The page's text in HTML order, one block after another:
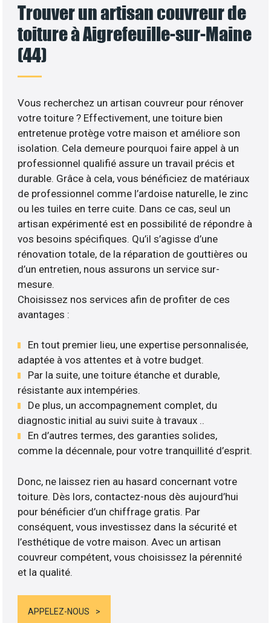
Trouver un artisan couvreur de
toiture à Aigrefeuille-sur-Maine
(44)
Vous recherchez un artisan couvreur pour rénover
votre toiture ? Effectivement, une toiture bien
entretenue protège votre maison et améliore son
isolation. Cela demeure pourquoi faire appel à un
professionnel qualifié assure un travail précis et
durable. Grâce à cela, vous bénéficiez de matériaux
de professionnel comme l’ardoise naturelle, le zinc
ou les tuiles en terre cuite. Dans ce cas, seul un
artisan expérimenté est en possibilité de répondre à
vos besoins spécifiques. Qu’il s’agisse d’une
rénovation totale, de la réparation de gouttières ou
d’un entretien, nous assurons un service sur-
mesure.
Choisissez nos services afin de profiter de ces
avantages :
En tout premier lieu, une expertise personnalisée,
adaptée à vos attentes et à votre budget.
Par la suite, une toiture étanche et durable,
résistante aux intempéries.
De plus, un accompagnement complet, du
diagnostic initial au suivi suite à travaux ..
En d’autres termes, des garanties solides,
comme la décennale, pour votre tranquillité d’esprit.
Donc, ne laissez rien au hasard concernant votre
toiture. Dès lors, contactez-nous dès aujourd’hui
pour bénéficier d’un chiffrage gratis. Par
conséquent, vous investissez dans la sécurité et
l’esthétique de votre maison. Avec un artisan
couvreur compétent, vous choisissez la pérennité
et la qualité.
APPELEZ-NOUS